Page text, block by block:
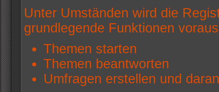
Unter Umständen wird die
grundlegende Funktionen
Themen starten
Themen beantworten
Umfragen erstellen und